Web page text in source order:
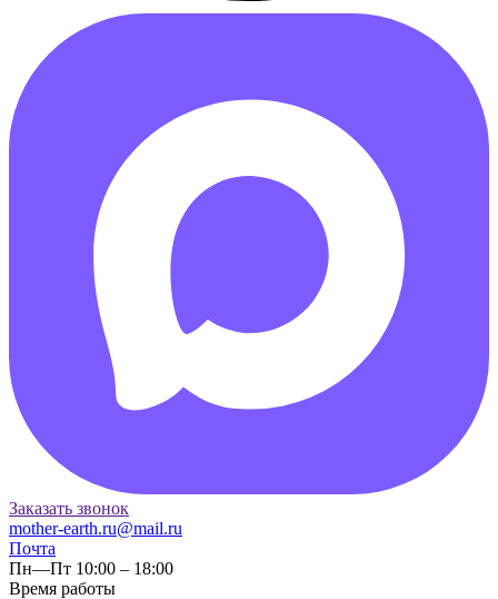
Заказать звонок
mother-earth.ru@mail.ru
Почта
Пн—Пт 10:00 – 18:00
Время работы